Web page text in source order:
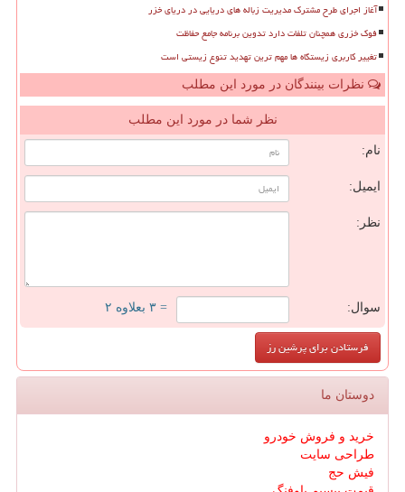
آغاز اجرای طرح مشترک مدیریت زباله های دریایی در دریای خزر
فوک خزری همچنان تلفات دارد تدوین برنامه جامع حفاظت
تغییر کاربری زیستگاه ها مهم ترین تهدید تنوع زیستی است
نظرات بینندگان در مورد این مطلب
نظر شما در مورد این مطلب
نام:
ایمیل:
نظر:
سوال: = ۳ بعلاوه ۲
دوستان ما
خرید و فروش خودرو
طراحی سایت
فیش حج